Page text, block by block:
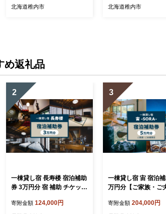
のごはん 無添加 狩人の匠
北海道稚内市
ん 無添加 狩人の匠
北海道稚内市
め返礼品
2
一棟貸し宿 長寿楼 宿泊補助
券 3万円分 宿 補助 チケット
寄附金額 124,000円
3
一棟貸し宿 宙 宿泊
万円分【ご家族・ご
小諸市
寄附金額 204,000円